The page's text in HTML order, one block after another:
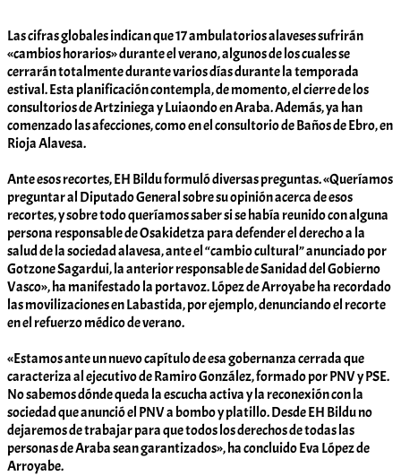
Las cifras globales indican que 17 ambulatorios alaveses sufrirán
«cambios horarios» durante el verano, algunos de los cuales se
cerrarán totalmente durante varios días durante la temporada
estival. Esta planificación contempla, de momento, el cierre de los
consultorios de Artziniega y Luiaondo en Araba. Además, ya han
comenzado las afecciones, como en el consultorio de Baños de Ebro, en
Rioja Alavesa.
Ante esos recortes, EH Bildu formuló diversas preguntas. «Queríamos
preguntar al Diputado General sobre su opinión acerca de esos
recortes, y sobre todo queríamos saber si se había reunido con alguna
persona responsable de Osakidetza para defender el derecho a la
salud de la sociedad alavesa, ante el “cambio cultural” anunciado por
Gotzone Sagardui, la anterior responsable de Sanidad del Gobierno
Vasco», ha manifestado la portavoz. López de Arroyabe ha recordado
las movilizaciones en Labastida, por ejemplo, denunciando el recorte
en el refuerzo médico de verano.
«Estamos ante un nuevo capítulo de esa gobernanza cerrada que
caracteriza al ejecutivo de Ramiro González, formado por PNV y PSE.
No sabemos dónde queda la escucha activa y la reconexión con la
sociedad que anunció el PNV a bombo y platillo. Desde EH Bildu no
dejaremos de trabajar para que todos los derechos de todas las
personas de Araba sean garantizados», ha concluido Eva López de
Arroyabe.